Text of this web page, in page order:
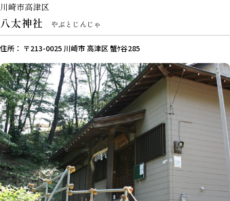
川崎市高津区
八太神社 やぶとじんじゃ
住所： 〒213-0025 川崎市 高津区 蟹ｹ谷285